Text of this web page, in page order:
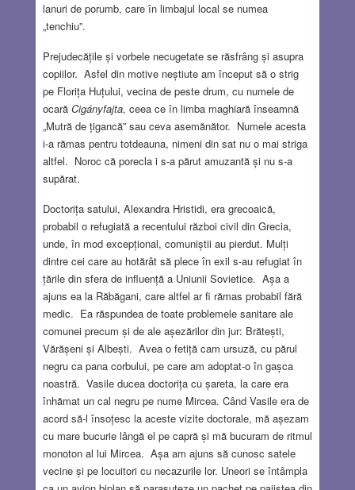
lanuri de porumb, care în limbajul local se numea
„tenchiu”.
Prejudecățile și vorbele necugetate se răsfrâng și asupra
copiilor. Asfel din motive neștiute am început să o strig
pe Florița Huțului, vecina de peste drum, cu numele de
ocară Cigányfajta, ceea ce în limba maghiară înseamnă
„Mutră de țigancă” sau ceva asemănător. Numele acesta
i-a rămas pentru totdeauna, nimeni din sat nu o mai striga
altfel. Noroc că porecla i s-a părut amuzantă și nu s-a
supărat.
Doctorița satului, Alexandra Hristidi, era grecoaică,
probabil o refugiată a recentului război civil din Grecia,
unde, în mod excepțional, comuniștii au pierdut. Mulți
dintre cei care au hotărât să plece în exil s-au refugiat în
țările din sfera de influență a Uniunii Sovietice. Așa a
ajuns ea la Răbăgani, care altfel ar fi rămas probabil fără
medic. Ea răspundea de toate problemele sanitare ale
comunei precum și de ale așezărilor din jur: Brătești,
Vărășeni și Albești. Avea o fetiță cam ursuză, cu părul
negru ca pana corbului, pe care am adoptat-o în gașca
noastră. Vasile ducea doctorița cu șareta, la care era
înhămat un cal negru pe nume Mircea. Când Vasile era de
acord să-l însoțesc la aceste vizite doctorale, mă așezam
cu mare bucurie lângă el pe capră și mă bucuram de ritmul
monoton al lui Mircea. Așa am ajuns să cunosc satele
vecine și pe locuitori cu necazurile lor. Uneori se întâmpla